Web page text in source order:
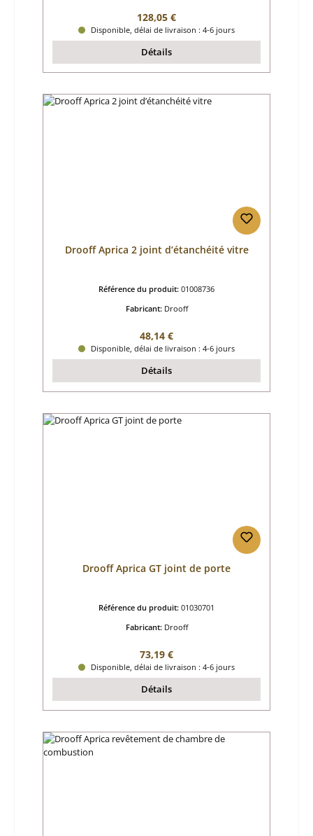
Prix régulier :
128,05 €
Disponible, délai de livraison : 4-6 jours
Détails
Drooff Aprica 2 joint d’étanchéité vitre
Référence du produit: 01008736
Fabricant: Drooff
Prix régulier :
48,14 €
Disponible, délai de livraison : 4-6 jours
Détails
Drooff Aprica GT joint de porte
Référence du produit: 01030701
Fabricant: Drooff
Prix régulier :
73,19 €
Disponible, délai de livraison : 4-6 jours
Détails